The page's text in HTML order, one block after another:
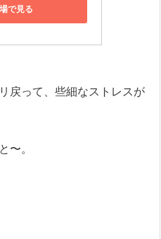
で見る
戻って、些細なストレスが
〜。